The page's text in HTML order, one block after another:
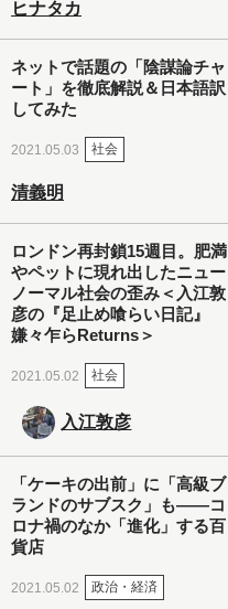
ヒナタカ
ネットで話題の「陰謀論チャ
ート」を徹底解説＆日本語訳
してみた
2021.05.03 社会
清義明
ロンドン再封鎖15週目。肥満
やペットに現れ出したニュー
ノーマル社会の歪み＜入江敦
彦の『足止め喰らい日記』
嫌々乍らReturns＞
2021.05.02 社会
入江敦彦
「ケーキの出前」に「高級ブ
ランドのサブスク」も――コ
ロナ禍のなか「進化」する百
貨店
2021.05.02 政治・経済